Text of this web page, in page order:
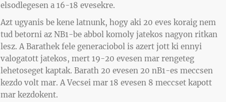
elsodlegesen a 16-18 evesekre.
Azt ugyanis be kene latnunk, hogy aki 20 eves koraig nem
tud betorni az NB1-be abbol komoly jatekos nagyon ritkan
lesz. A Barathek fele generaciobol is azert jott ki ennyi
valogatott jatekos, mert 19-20 evesen mar rengeteg
lehetoseget kaptak. Barath 20 evesen 20 nB1-es meccsen
kezdo volt mar. A Vecsei mar 18 evesen 8 meccset kapott
mar kezdokent.